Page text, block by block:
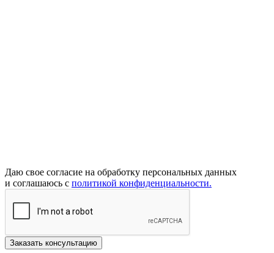
Даю свое согласие на обработку персональных данных
и соглашаюсь с политикой конфиденциальности.